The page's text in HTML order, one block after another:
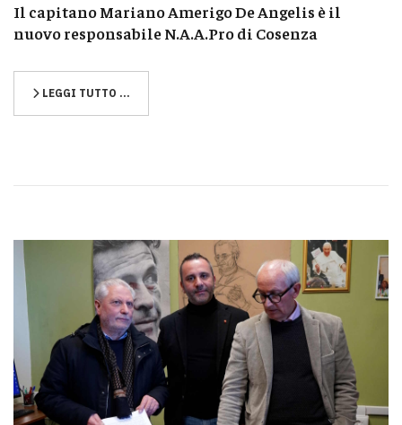
Il capitano Mariano Amerigo De Angelis è il
nuovo responsabile N.A.A.Pro di Cosenza
LEGGI TUTTO …